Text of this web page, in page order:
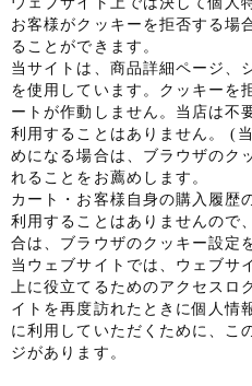
お客様がクッキーを拒否する場
ることができます。
当サイトは、商品詳細ページ、
を使用しています。クッキーを
ートが作動しません。当店は不
利用することはありません。 (
めになる場合は、ブラウザのク
れることをお薦めします。
カート・お客様自身の購入履歴
利用することはありませんので
合は、ブラウザのクッキー設定
当ウェブサイトでは、ウェブサ
上に役立てるためのアクセスロ
イトを再度訪れたときに個人情
に利用していただくために、こ
ジがあります。